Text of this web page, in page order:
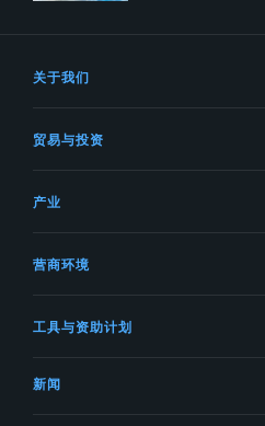
关于我们
贸易与投资
产业
营商环境
工具与资助计划
新闻